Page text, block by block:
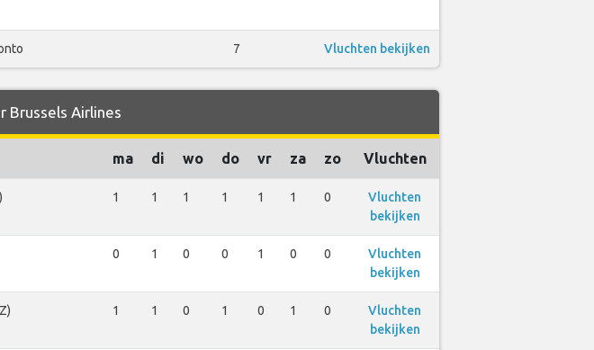
7 Vluchten bekijken
Brussels Airlines
ma di wo do vr za zo Vluchten
1 1 1 1 1 1 0
Vluchten
bekijken
0 1 0 0 1 0 0
Vluchten
bekijken
1 1 0 1 0 1 0
Vluchten
bekijken